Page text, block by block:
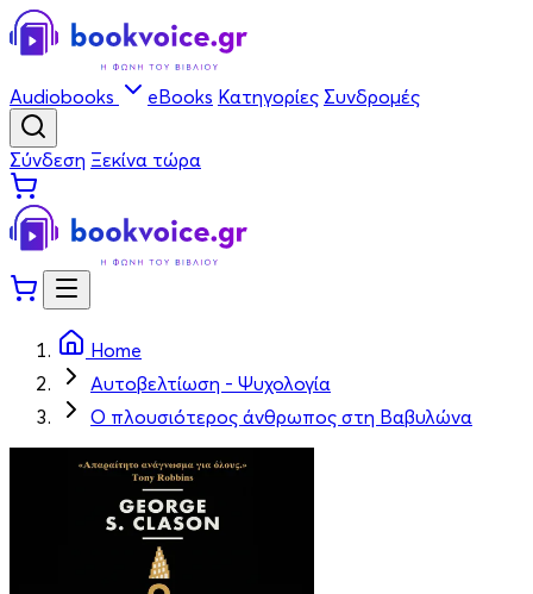
Audiobooks eBooks Κατηγορίες Συνδρομές
Σύνδεση Ξεκίνα τώρα
Home
Αυτοβελτίωση - Ψυχολογία
Ο πλουσιότερος άνθρωπος στη Βαβυλώνα